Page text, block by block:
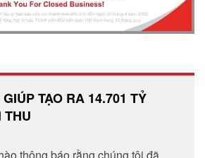
TẠO RA 14.701 TỶ
THU
thông báo rằng chúng tôi đã